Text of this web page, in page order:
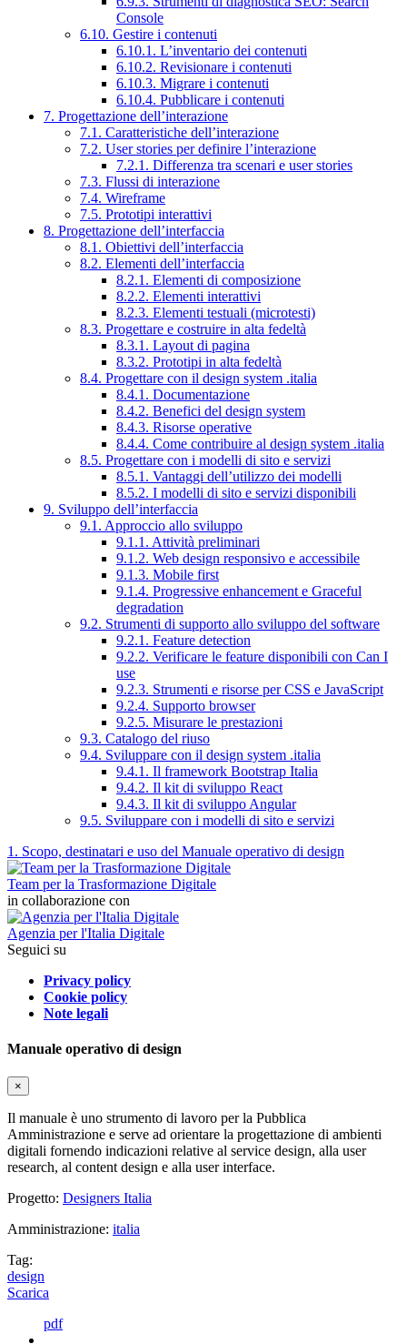
Console
6.10. Gestire i contenuti
6.10.1. L’inventario dei contenuti
6.10.2. Revisionare i contenuti
6.10.3. Migrare i contenuti
6.10.4. Pubblicare i contenuti
7. Progettazione dell’interazione
7.1. Caratteristiche dell’interazione
7.2. User stories per definire l’interazione
7.2.1. Differenza tra scenari e user stories
7.3. Flussi di interazione
7.4. Wireframe
7.5. Prototipi interattivi
8. Progettazione dell’interfaccia
8.1. Obiettivi dell’interfaccia
8.2. Elementi dell’interfaccia
8.2.1. Elementi di composizione
8.2.2. Elementi interattivi
8.2.3. Elementi testuali (microtesti)
8.3. Progettare e costruire in alta fedeltà
8.3.1. Layout di pagina
8.3.2. Prototipi in alta fedeltà
8.4. Progettare con il design system .italia
8.4.1. Documentazione
8.4.2. Benefici del design system
8.4.3. Risorse operative
8.4.4. Come contribuire al design system .italia
8.5. Progettare con i modelli di sito e servizi
8.5.1. Vantaggi dell’utilizzo dei modelli
8.5.2. I modelli di sito e servizi disponibili
9. Sviluppo dell’interfaccia
9.1. Approccio allo sviluppo
9.1.1. Attività preliminari
9.1.2. Web design responsivo e accessibile
9.1.3. Mobile first
9.1.4. Progressive enhancement e Graceful
degradation
9.2. Strumenti di supporto allo sviluppo del software
9.2.1. Feature detection
9.2.2. Verificare le feature disponibili con Can I
use
9.2.3. Strumenti e risorse per CSS e JavaScript
9.2.4. Supporto browser
9.2.5. Misurare le prestazioni
9.3. Catalogo del riuso
9.4. Sviluppare con il design system .italia
9.4.1. Il framework Bootstrap Italia
9.4.2. Il kit di sviluppo React
9.4.3. Il kit di sviluppo Angular
9.5. Sviluppare con i modelli di sito e servizi
1. Scopo, destinatari e uso del Manuale operativo di design
Team per la Trasformazione Digitale
in collaborazione con
Agenzia per l'Italia Digitale
Seguici su
Privacy policy
Cookie policy
Note legali
Manuale operativo di design
×
Il manuale è uno strumento di lavoro per la Pubblica
Amministrazione e serve ad orientare la progettazione di ambienti
digitali fornendo indicazioni relative al service design, alla user
research, al content design e alla user interface.
Progetto: Designers Italia
Amministrazione: italia
Tag:
design
Scarica
pdf